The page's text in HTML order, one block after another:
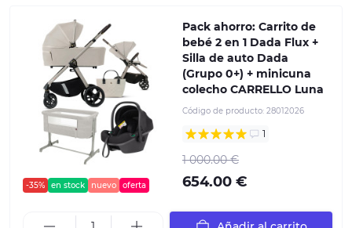
-35% en stock nuevo oferta
Pack ahorro: Carrito de
bebé 2 en 1 Dada Flux +
Silla de auto Dada
(Grupo 0+) + minicuna
colecho CARRELLO Luna
Código de producto: 28012026
1
1 000.00 €
654.00 €